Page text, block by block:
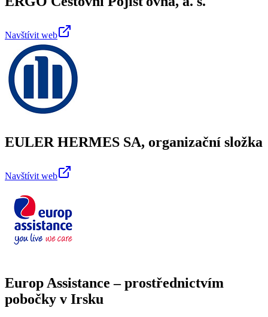
Navštívit web
EULER HERMES SA, organizační složka
Navštívit web
Europ Assistance – prostřednictvím
pobočky v Irsku